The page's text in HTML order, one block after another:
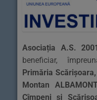
Asociația A.S.
beneficiar,
Primăria
Montan
Cîmpeni și